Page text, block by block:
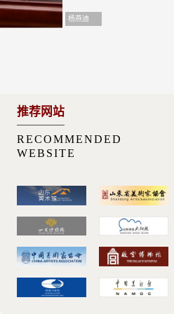
杨燕迪
推荐网站
RECOMMENDED
WEBSITE